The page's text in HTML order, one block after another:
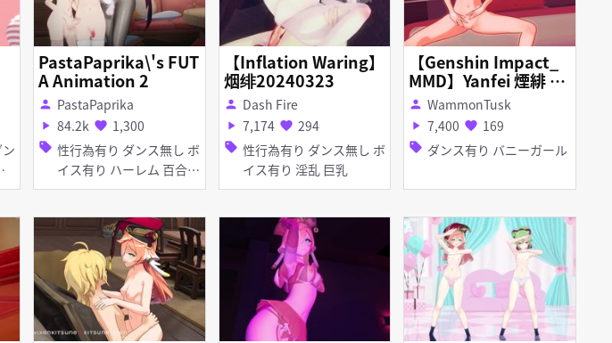
PastaPaprika\'s FUT
A Animation 2
person PastaPaprika
play_arrow 84.2k favorite 1,300
sell 性行為有り ダンス無し ボ
イス有り ハーレム 百合・
レズ 淫乱 ふたなり イラ
【Inflation Waring】
烟绯20240323
person Dash Fire
play_arrow 7,174 favorite 294
sell 性行為有り ダンス無し ボ
イス有り 淫乱 巨乳
【Genshin Impact_
MMD】Yanfei 煙緋 -
효린 - 너 밖에 몰라
person WammonTusk
play_arrow 7,400 favorite 169
sell ダンス有り バニーガール